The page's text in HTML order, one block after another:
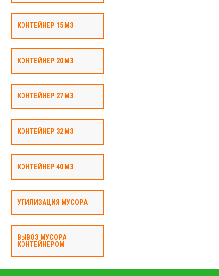
КОНТЕЙНЕР 15 М3
КОНТЕЙНЕР 20 М3
КОНТЕЙНЕР 27 М3
КОНТЕЙНЕР 32 М3
КОНТЕЙНЕР 40 М3
УТИЛИЗАЦИЯ МУСОРА
ВЫВОЗ МУСОРА
КОНТЕЙНЕРОМ